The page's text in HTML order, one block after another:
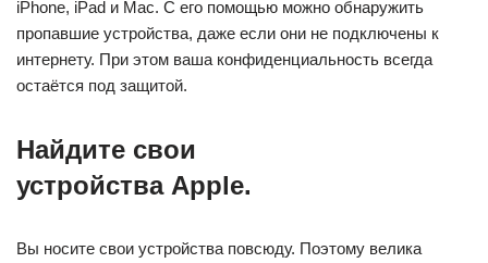
iPhone, iPad и Mac. С его помощью можно обнаружить
пропавшие устройства, даже если они не подключены к
интернету. При этом ваша конфиденциальность всегда
остаётся под защитой.
Найдите свои
устройства Apple.
Вы носите свои устройства повсюду. Поэтому велика